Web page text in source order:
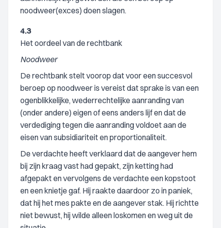
noodweer(exces) doen slagen.
4.3
Het oordeel van de rechtbank
Noodweer
De rechtbank stelt voorop dat voor een succesvol
beroep op noodweer is vereist dat sprake is van een
ogenblikkelijke, wederrechtelijke aanranding van
(onder andere) eigen of eens anders lijf en dat de
verdediging tegen die aanranding voldoet aan de
eisen van subsidiariteit en proportionaliteit.
De verdachte heeft verklaard dat de aangever hem
bij zijn kraag vast had gepakt, zijn ketting had
afgepakt en vervolgens de verdachte een kopstoot
en een knietje gaf. Hij raakte daardoor zo in paniek,
dat hij het mes pakte en de aangever stak. Hij richtte
niet bewust, hij wilde alleen loskomen en weg uit de